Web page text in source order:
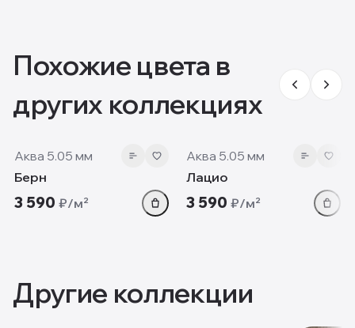
Похожие цвета в
других коллекциях
5.05 мм
Аква 5.05 мм
Берн
3 590 ₽/м²
5.05 мм
Аква 5.05 мм
Лацио
3 590 ₽/м²
Другие коллекции